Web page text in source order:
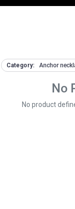
Category: Anchor
No
No product